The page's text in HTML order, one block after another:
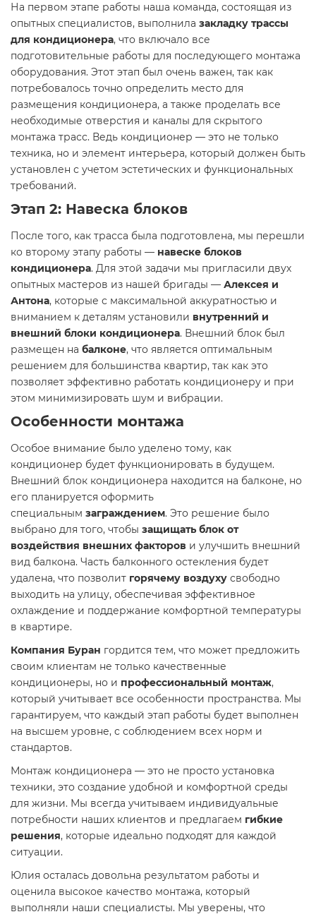
На первом этапе работы наша команда, состоящая из
опытных специалистов, выполнила закладку трассы
для кондиционера, что включало все
подготовительные работы для последующего монтажа
оборудования. Этот этап был очень важен, так как
потребовалось точно определить место для
размещения кондиционера, а также проделать все
необходимые отверстия и каналы для скрытого
монтажа трасс. Ведь кондиционер — это не только
техника, но и элемент интерьера, который должен быть
установлен с учетом эстетических и функциональных
требований.
Этап 2: Навеска блоков
После того, как трасса была подготовлена, мы перешли
ко второму этапу работы — навеске блоков
кондиционера. Для этой задачи мы пригласили двух
опытных мастеров из нашей бригады — Алексея и
Антона, которые с максимальной аккуратностью и
вниманием к деталям установили внутренний и
внешний блоки кондиционера. Внешний блок был
размещен на балконе, что является оптимальным
решением для большинства квартир, так как это
позволяет эффективно работать кондиционеру и при
этом минимизировать шум и вибрации.
Особенности монтажа
Особое внимание было уделено тому, как
кондиционер будет функционировать в будущем.
Внешний блок кондиционера находится на балконе, но
его планируется оформить
специальным заграждением. Это решение было
выбрано для того, чтобы защищать блок от
воздействия внешних факторов и улучшить внешний
вид балкона. Часть балконного остекления будет
удалена, что позволит горячему воздуху свободно
выходить на улицу, обеспечивая эффективное
охлаждение и поддержание комфортной температуры
в квартире.
Компания Буран гордится тем, что может предложить
своим клиентам не только качественные
кондиционеры, но и профессиональный монтаж,
который учитывает все особенности пространства. Мы
гарантируем, что каждый этап работы будет выполнен
на высшем уровне, с соблюдением всех норм и
стандартов.
Монтаж кондиционера — это не просто установка
техники, это создание удобной и комфортной среды
для жизни. Мы всегда учитываем индивидуальные
потребности наших клиентов и предлагаем гибкие
решения, которые идеально подходят для каждой
ситуации.
Юлия осталась довольна результатом работы и
оценила высокое качество монтажа, который
выполняли наши специалисты. Мы уверены, что